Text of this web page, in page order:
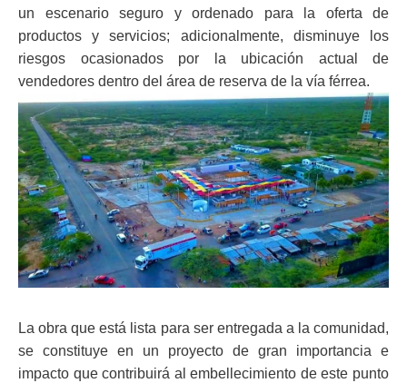
un escenario seguro y ordenado para la oferta de
productos y servicios; adicionalmente, disminuye los
riesgos ocasionados por la ubicación actual de
vendedores dentro del área de reserva de la vía férrea.
La obra que está lista para ser entregada a la comunidad,
se constituye en un proyecto de gran importancia e
impacto que contribuirá al embellecimiento de este punto